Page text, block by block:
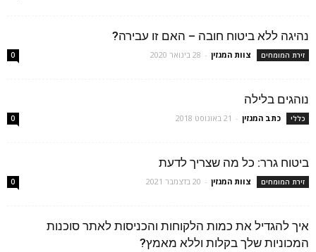
נהיגה ללא ביטוח חובה – האם זו עבירה?
זירת המומחים צוות המגזין - 28 בינואר 2020 0
נוהגים בלילה
כללי כתב המגזין - 21 באוגוסט 2018 0
ביטוח גרר: כל מה שצריך לדעת
זירת המומחים צוות המגזין - 20 בדצמבר 2021 0
איך להגדיל את כמות הלקוחות והכניסות לאתר סוכנות
המכוניות שלך בקלות וללא מאמץ?